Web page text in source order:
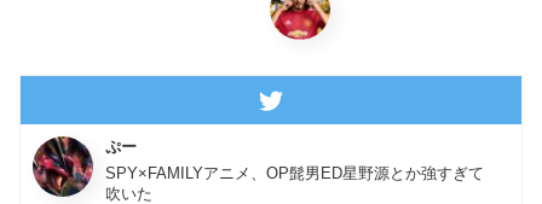
ぷー
SPY×FAMILYアニメ、OP髭男ED星野源とか強すぎて
吹いた